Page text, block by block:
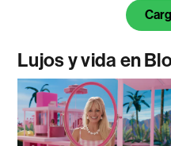
Lujos y vida en